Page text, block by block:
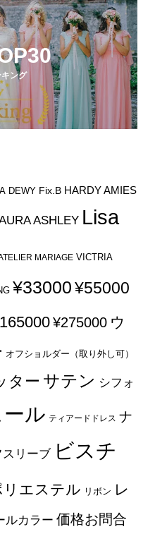
キング
DEWY Fix.B HARDY AMIES
ASHLEY Lisa
MARIAGE VICTRIA
¥33000¥55000
¥275000 ウ
オフショルダー（取り外し可）
ター サテン シフォ
ル ティアードドレス ナ
スリーブ ビスチ
リエステル リボン レ
ルカラー 価格お問合